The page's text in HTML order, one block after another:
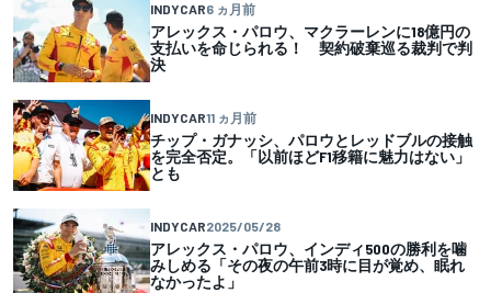
INDYCAR6 ヵ月前
アレックス・パロウ、マクラーレンに18億円の
支払いを命じられる！ 契約破棄巡る裁判で判
決
INDYCAR11 ヵ月前
チップ・ガナッシ、パロウとレッドブルの接触
を完全否定。「以前ほどF1移籍に魅力はない」
とも
INDYCAR2025/05/28
アレックス・パロウ、インディ500の勝利を噛
みしめる「その夜の午前3時に目が覚め、眠れ
なかったよ」